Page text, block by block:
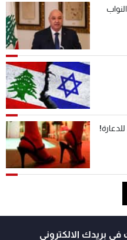
في بريدك الالكتروني